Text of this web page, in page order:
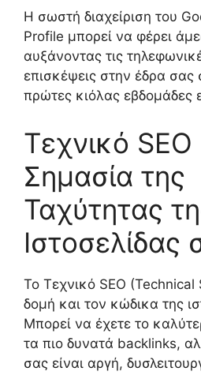
Η σωστή διαχείριση του
Profile μπορεί να φέρει
αυξάνοντας τις
επισκέψεις στην έδρα σας
πρώτες κιόλας εβδομάδες
Τεχνικό SEO
Σημασία της
Ταχύτητας
Ιστοσελίδας
Το Τεχνικό SEO (Technical
δομή και τον κώδικα της
Μπορεί να έχετε το
τα πιο δυνατά backlinks,
σας είναι αργή,